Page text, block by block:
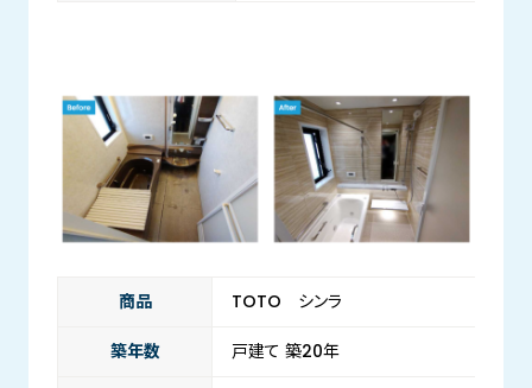
商品 TOTO シンラ
築年数 戸建て 築20年